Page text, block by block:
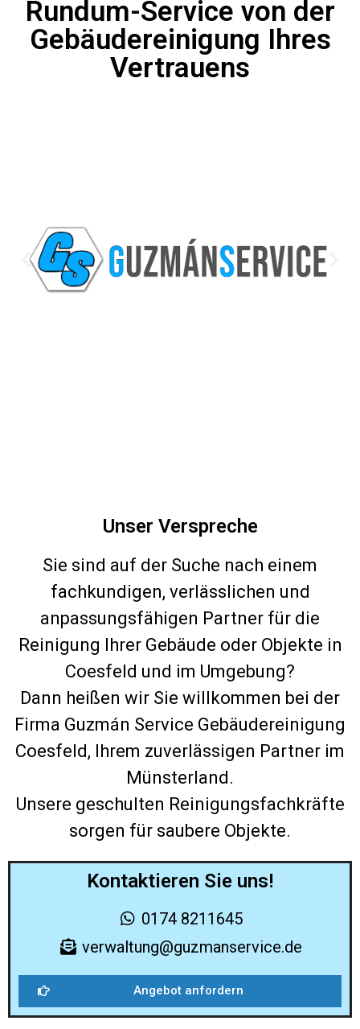
Rundum-Service von der
Gebäudereinigung Ihres
Vertrauens
Unser Verspreche
Sie sind auf der Suche nach einem
fachkundigen, verlässlichen und
anpassungsfähigen Partner für die
Reinigung Ihrer Gebäude oder Objekte in
Coesfeld und im Umgebung?
Dann heißen wir Sie willkommen bei der
Firma Guzmán Service Gebäudereinigung
Coesfeld, Ihrem zuverlässigen Partner im
Münsterland .
Unsere geschulten Reinigungsfachkräfte
sorgen für saubere Objekte.
Kontaktieren Sie uns!
0174 8211645
verwaltung@guzmanservice.de
Angebot anfordern